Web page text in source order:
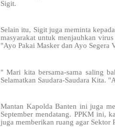
Sigit.
Selain itu, Sigit juga meminta
masyarakat untuk menjauhkan
"Ayo Pakai Masker dan Ayo Segera
" Mari kita bersama-sama saling
Selamatkan Saudara-Saudara Kita.
Mantan Kapolda Banten ini juga
September mendatang. PPKM ini,
juga memberikan ruang agar Sektor